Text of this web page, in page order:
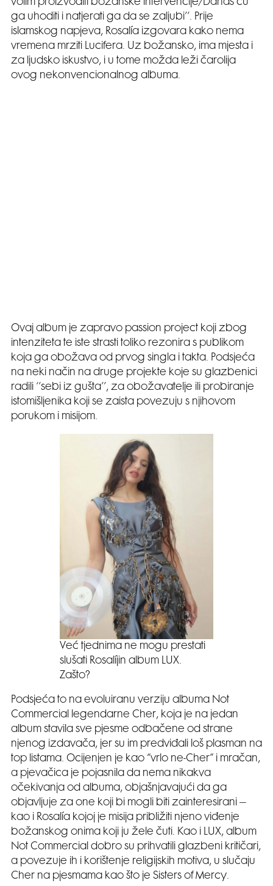
volim proizvoditi božanske intervencije/Danas ću
ga uhoditi i natjerati ga da se zaljubi’’. Prije
islamskog napjeva, Rosalía izgovara kako nema
vremena mrziti Lucifera. Uz božansko, ima mjesta i
za ljudsko iskustvo, i u tome možda leži čarolija
ovog nekonvencionalnog albuma.
Ovaj album je zapravo passion project koji zbog
intenziteta te iste strasti toliko rezonira s publikom
koja ga obožava od prvog singla i takta. Podsjeća
na neki način na druge projekte koje su glazbenici
radili ‘’sebi iz gušta’’, za obožavatelje ili probiranje
istomišljenika koji se zaista povezuju s njihovom
porukom i misijom.
Već tjednima ne mogu prestati
slušati Rosalíjin album LUX.
Zašto?
Podsjeća to na evoluiranu verziju albuma Not
Commercial legendarne Cher, koja je na jedan
album stavila sve pjesme odbačene od strane
njenog izdavača, jer su im predviđali loš plasman na
top listama. Ocijenjen je kao “vrlo ne-Cher” i mračan,
a pjevačica je pojasnila da nema nikakva
očekivanja od albuma, objašnjavajući da ga
objavljuje za one koji bi mogli biti zainteresirani –
kao i Rosalía kojoj je misija približiti njeno viđenje
božanskog onima koji ju žele čuti. Kao i LUX, album
Not Commercial dobro su prihvatili glazbeni kritičari,
a povezuje ih i korištenje religijskih motiva, u slučaju
Cher na pjesmama kao što je Sisters of Mercy.